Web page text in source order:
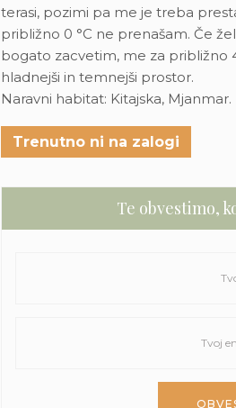
terasi, pozimi pa me je treba
približno 0 °C ne prenašam. Če
bogato zacvetim, me za približno
hladnejši in temnejši prostor.
Naravni habitat: Kitajska, Mjanmar.
Trenutno ni na zalogi
Te obvestimo,